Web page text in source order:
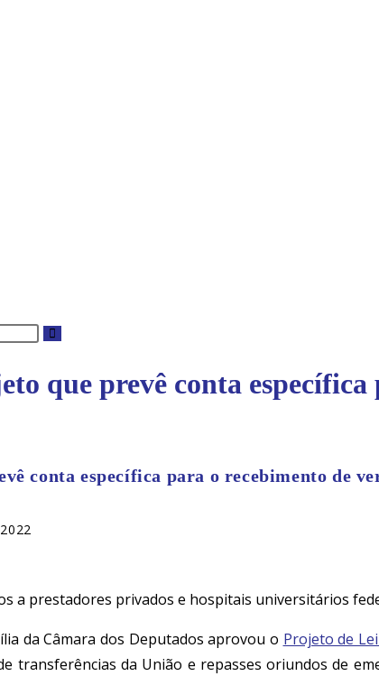
que prevê conta
conta específica para o recebimento de
a prestadores privados e hospitais universitários
da Câmara dos Deputados aprovou o Projeto de
transferências da União e repasses oriundos de